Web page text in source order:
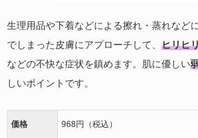
生理用品や下着などによる擦れ・蒸れなど
でしまった皮膚にアプローチして、 ヒリヒ
などの不快な症状を鎮めます。肌に優しい
しいポイントです。
価格 968円（税込）